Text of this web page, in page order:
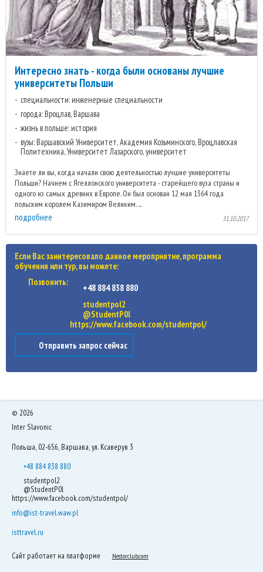
Интересно знать - когда были основаны лучшие
университеты Польши
специальности: инженерные специальности
города: Вроцлав, Варшава
жизнь в польше: история
вузы: Варшавский Университет, Академия Козьминского, Вроцлавская
Политехника, Университет Лазарского, университет
Знаете ли вы, когда начали свою деятельностью лучшие университеты
Польши? Начнем с Ягеллонского университета - старейшего вуза страны и
одного из самых древних в Европе. Он был основан 12 мая 1364 года
польским королем Казимиром Великим. ...
подробнее 31.10.2017
Если Вас заинтересовало данное мероприятие, программа
обучения или тур, вы можете:
Позвонить:
+48 884 838 880
studentpol2
@StudentP0l
https://www.facebook.com/studentpol/
Отправить запрос сейчас
© 2026
Inter Slavonic
Польша, 02-656, Варшава, ул. Ксаверув 3
+48 884 838 880
studentpol2
@StudentP0l
https://www.facebook.com/studentpol/
info@ist-travel.waw.pl
isttravel.ru
Сайт работает на платформе Nestorclub.com